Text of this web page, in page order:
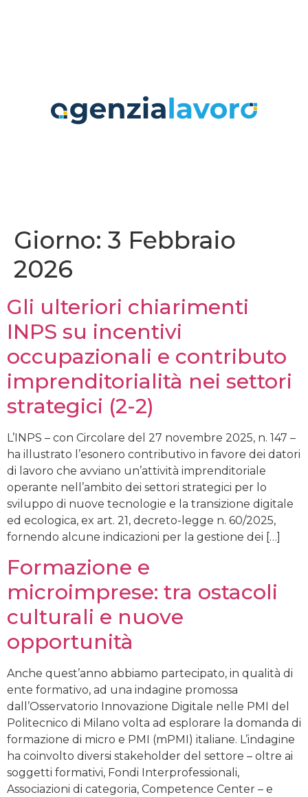
Giorno: 3 Febbraio
2026
Gli ulteriori chiarimenti
INPS su incentivi
occupazionali e contributo
imprenditorialità nei settori
strategici (2-2)
L’INPS – con Circolare del 27 novembre 2025, n. 147 –
ha illustrato l’esonero contributivo in favore dei datori
di lavoro che avviano un’attività imprenditoriale
operante nell’ambito dei settori strategici per lo
sviluppo di nuove tecnologie e la transizione digitale
ed ecologica, ex art. 21, decreto-legge n. 60/2025,
fornendo alcune indicazioni per la gestione dei […]
Formazione e
microimprese: tra ostacoli
culturali e nuove
opportunità
Anche quest’anno abbiamo partecipato, in qualità di
ente formativo, ad una indagine promossa
dall’Osservatorio Innovazione Digitale nelle PMI del
Politecnico di Milano volta ad esplorare la domanda di
formazione di micro e PMI (mPMI) italiane. L’indagine
ha coinvolto diversi stakeholder del settore – oltre ai
soggetti formativi, Fondi Interprofessionali,
Associazioni di categoria, Competence Center – e